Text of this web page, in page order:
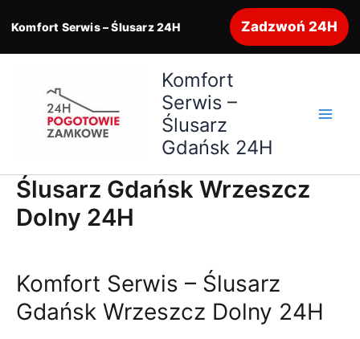
Komfort Serwis – Ślusarz 24H Zadzwoń 24H
Komfort
Serwis –
Ślusarz
Gdańsk 24H
Ślusarz Gdańsk Wrzeszcz
Dolny 24H
Komfort Serwis – Ślusarz
Gdańsk Wrzeszcz Dolny 24H